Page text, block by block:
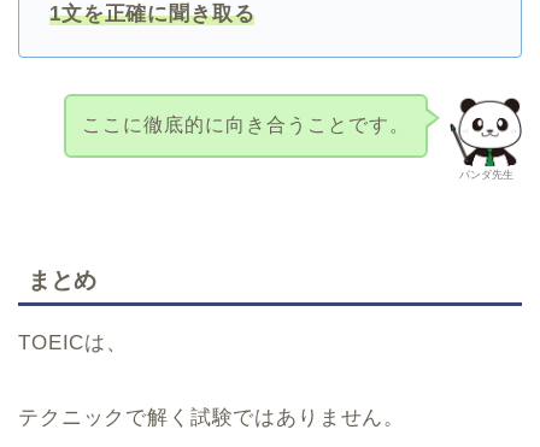
1文を正確に聞き取る
パンダ先生
ここに徹底的に向き合うことです。
まとめ
TOEICは、
テクニックで解く試験ではありません。